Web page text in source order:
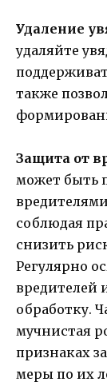
Удаление
удаляйте
также
Защита от
может быть
соблюдая
снизить
Регулярно
вредителей
обработку.
мучнистая
признаках
меры по их